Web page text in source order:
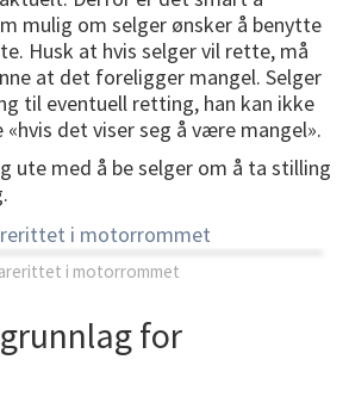
mulig om selger ønsker å benytte
Husk at hvis selger vil rette, må
at det foreligger mangel. Selger
til eventuell retting, han kan ikke
det viser seg å være mangel».
ute med å be selger om å ta stilling
i motorrommet
for